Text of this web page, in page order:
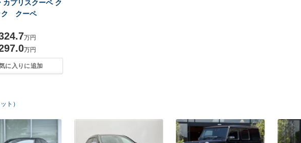
カプリスクーペ ク
ク クーペ
万円
万円
に入りに追加
ト）